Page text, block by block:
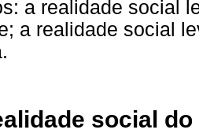
a realidade social
a realidade social
social